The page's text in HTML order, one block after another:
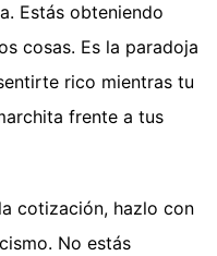
Estás obteniendo
cosas. Es la paradoja
rico mientras tu
frente a tus
cotización, hazlo con
No estás